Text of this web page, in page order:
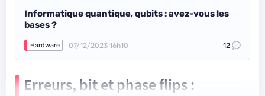
Informatique quantique, qubits : avez-vous les
bases ?
Hardware 07/12/2023 16h10 12
Erreurs, bit et phase flips :